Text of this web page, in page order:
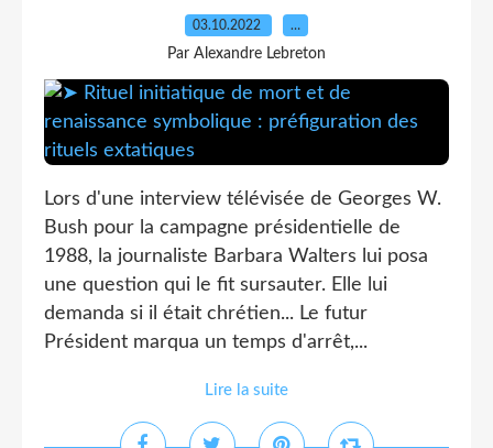
03.10.2022 …
Par Alexandre Lebreton
Lors d'une interview télévisée de Georges W.
Bush pour la campagne présidentielle de
1988, la journaliste Barbara Walters lui posa
une question qui le fit sursauter. Elle lui
demanda si il était chrétien... Le futur
Président marqua un temps d'arrêt,...
Lire la suite